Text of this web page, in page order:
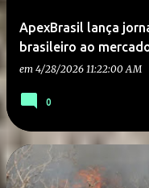
ApexBrasil lança
brasileiro ao
em 4/28/2026 11:22:00 AM
0